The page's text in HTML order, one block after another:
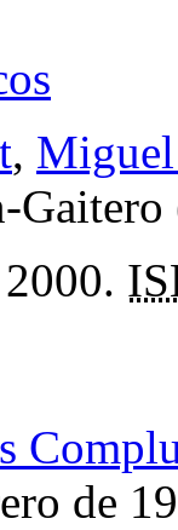
, Miguel
Gaitero
de